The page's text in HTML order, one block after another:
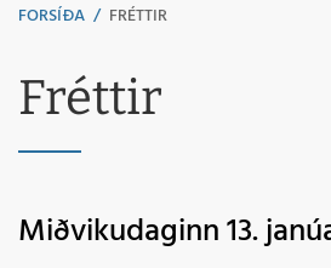
FORSÍÐA / FRÉTTIR
Fréttir
Miðvikudaginn 13.